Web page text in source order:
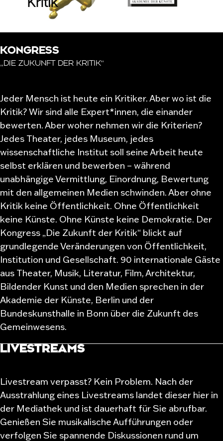
KONGRESS
„DIE ZUKUNFT DER KRITIK“
Jeder Mensch ist heute ein Kritiker. Aber wo ist die
Kritik? Wir sind alle Expert*innen, die einander
bewerten. Aber woher nehmen wir die Kriterien?
Jedes Theater, jedes Museum, jedes
wissenschaftliche Institut soll seine Arbeit heute
selbst erklären und bewerben – während
unabhängige Vermittlung, Einordnung, Bewertung
mit den allgemeinen Medien schwinden. Aber ohne
Kritik keine Öffentlichkeit. Ohne Öffentlichkeit
keine Künste. Ohne Künste keine Demokratie. Der
Kongress „Die Zukunft der Kritik“ blickt auf
grundlegende Veränderungen von Öffentlichkeit,
Institution und Gesellschaft. 90 internationale Gäste
aus Theater, Musik, Literatur, Film, Architektur,
Bildender Kunst und den Medien sprechen in der
Akademie der Künste, Berlin und der
Bundeskunsthalle in Bonn über die Zukunft des
Gemeinwesens.
LIVESTREAMS
Livestream verpasst? Kein Problem. Nach der
Ausstrahlung eines Livestreams landet dieser hier in
der Mediathek und ist dauerhaft für Sie abrufbar.
Genießen Sie musikalische Aufführungen oder
verfolgen Sie spannende Diskussionen rund um